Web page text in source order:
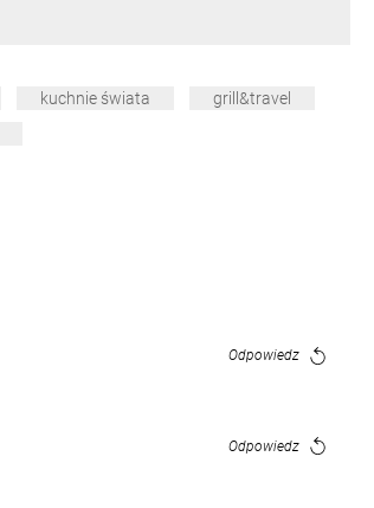
kuchnie świata
grill&travel
Odpowiedz
Odpowiedz